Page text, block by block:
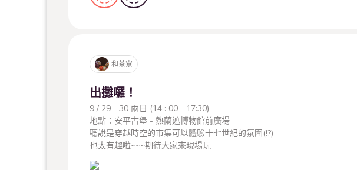
小編偷偷說，廣島縣又有「鯉城」
的別稱，所以在總爺的某個角落我們準備了彩蛋驚喜，等您來總爺一探究竟
和茶寮
出攤囉！
9 / 29 - 30 兩日 (14 : 00 - 17:30)
地點：安平古堡 - 熱蘭遮博物館前廣場
聽說是穿越時空的市集可以體驗十七世紀的氛圍(!?)
也太有趣啦~~~期待大家來現場玩